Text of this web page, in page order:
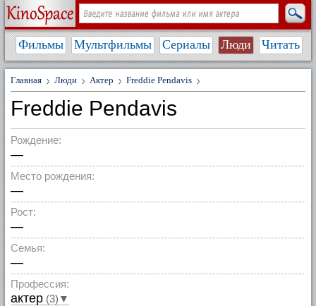
Фильмы Мультфильмы Сериалы Люди Читать
Главная Люди Актер Freddie Pendavis
Freddie Pendavis
Рождение:
—
Место рождения:
—
Рост:
—
Семья:
—
Профессия:
актер (3)▼